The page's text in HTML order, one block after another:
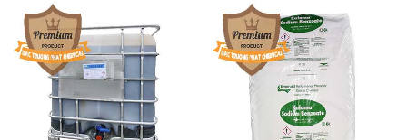
Sodium Percarbonate Dạng
Bột Trung Quốc China
Sodium Acetate – Natri
Acetate Trung Quốc China